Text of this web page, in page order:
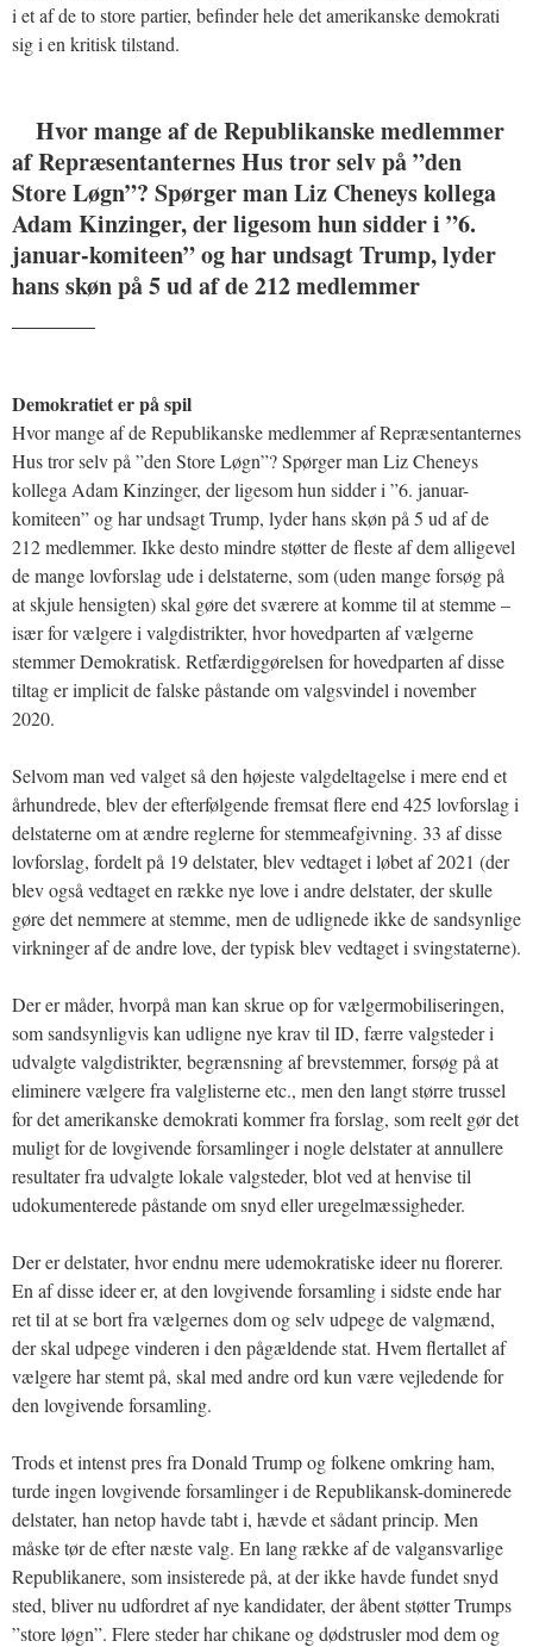
i et af de to store partier, befinder hele det amerikanske demokrati
sig i en kritisk tilstand.
Hvor mange af de Republikanske medlemmer
af Repræsentanternes Hus tror selv på ”den
Store Løgn”? Spørger man Liz Cheneys kollega
Adam Kinzinger, der ligesom hun sidder i ”6.
januar-komiteen” og har undsagt Trump, lyder
hans skøn på 5 ud af de 212 medlemmer
Demokratiet er på spil
Hvor mange af de Republikanske medlemmer af Repræsentanternes
Hus tror selv på ”den Store Løgn”? Spørger man Liz Cheneys
kollega Adam Kinzinger, der ligesom hun sidder i ”6. januar-
komiteen” og har undsagt Trump, lyder hans skøn på 5 ud af de
212 medlemmer. Ikke desto mindre støtter de fleste af dem alligevel
de mange lovforslag ude i delstaterne, som (uden mange forsøg på
at skjule hensigten) skal gøre det sværere at komme til at stemme –
især for vælgere i valgdistrikter, hvor hovedparten af vælgerne
stemmer Demokratisk. Retfærdiggørelsen for hovedparten af disse
tiltag er implicit de falske påstande om valgsvindel i november
2020.
Selvom man ved valget så den højeste valgdeltagelse i mere end et
århundrede, blev der efterfølgende fremsat flere end 425 lovforslag i
delstaterne om at ændre reglerne for stemmeafgivning. 33 af disse
lovforslag, fordelt på 19 delstater, blev vedtaget i løbet af 2021 (der
blev også vedtaget en række nye love i andre delstater, der skulle
gøre det nemmere at stemme, men de udlignede ikke de sandsynlige
virkninger af de andre love, der typisk blev vedtaget i svingstaterne).
Der er måder, hvorpå man kan skrue op for vælgermobiliseringen,
som sandsynligvis kan udligne nye krav til ID, færre valgsteder i
udvalgte valgdistrikter, begrænsning af brevstemmer, forsøg på at
eliminere vælgere fra valglisterne etc., men den langt større trussel
for det amerikanske demokrati kommer fra forslag, som reelt gør det
muligt for de lovgivende forsamlinger i nogle delstater at annullere
resultater fra udvalgte lokale valgsteder, blot ved at henvise til
udokumenterede påstande om snyd eller uregelmæssigheder.
Der er delstater, hvor endnu mere udemokratiske ideer nu florerer.
En af disse ideer er, at den lovgivende forsamling i sidste ende har
ret til at se bort fra vælgernes dom og selv udpege de valgmænd,
der skal udpege vinderen i den pågældende stat. Hvem flertallet af
vælgere har stemt på, skal med andre ord kun være vejledende for
den lovgivende forsamling.
Trods et intenst pres fra Donald Trump og folkene omkring ham,
turde ingen lovgivende forsamlinger i de Republikansk-dominerede
delstater, han netop havde tabt i, hævde et sådant princip. Men
måske tør de efter næste valg. En lang række af de valgansvarlige
Republikanere, som insisterede på, at der ikke havde fundet snyd
sted, bliver nu udfordret af nye kandidater, der åbent støtter Trumps
”store løgn”. Flere steder har chikane og dødstrusler mod dem og